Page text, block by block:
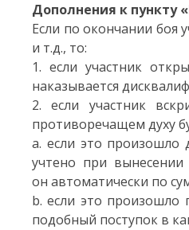
Дополнения к пункту
Если по окончании боя
и т.д., то:
1. если участник
наказывается
2. если участник
противоречащем духу
a. если это произошло
учтено при
он автоматически по
b. если это произошло
подобный поступок в